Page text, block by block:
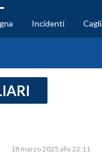
Incidenti
18 marzo 2025 alle 22:11